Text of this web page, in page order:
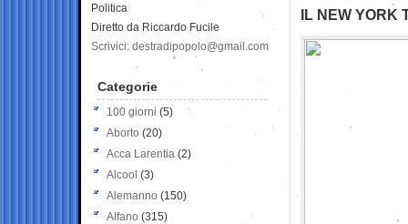
IL NEW YORK
Politica
Diretto da Riccardo Fucile
Scrivici: destradipopolo@gmail.com
Categorie
100 giorni (5)
Aborto (20)
Acca Larentia (2)
Alcool (3)
Alemanno (150)
Alfano (315)